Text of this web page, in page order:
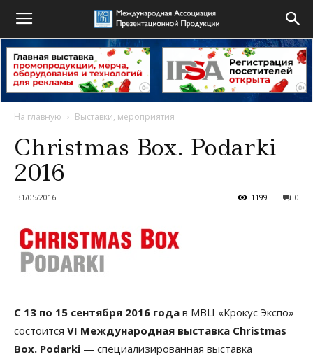
На главную Выставки, мероприятия
Christmas Box. Podarki
2016
31/05/2016 0
1199
С 13 по 15 сентября 2016 года в МВЦ «Крокус Экспо»
состоится VI Международная выставка Christmas
Box. Podarki — специализированная выставка